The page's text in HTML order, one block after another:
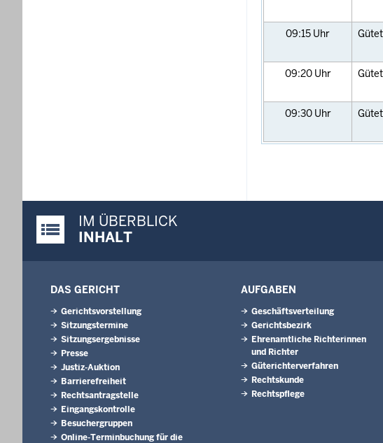
09:15 Uhr
09:20 Uhr
09:30 Uhr
Justiz-Portal im Überblick:
IM ÜBERBLICK
INHALT
DAS GERICHT
Gerichtsvorstellung
Sitzungstermine
Sitzungsergebnisse
Presse
Justiz-Auktion
Barrierefreiheit
Rechtsantragstelle
Eingangskontrolle
Besuchergruppen
Online-Terminbuchung für die
AUFGABEN
Geschäftsverteilung
Gerichtsbezirk
Ehrenamtliche Richterinnen
und Richter
Güterichterverfahren
Rechtskunde
Rechtspflege